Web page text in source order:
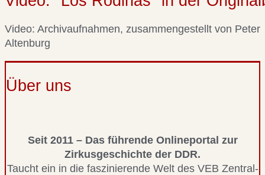
Video: Archivaufnahmen, zusammengestellt von Peter
Altenburg
Über uns
Seit 2011 – Das führende Onlineportal zur
Zirkusgeschichte der DDR.
Taucht ein in die faszinierende Welt des VEB Zentral-